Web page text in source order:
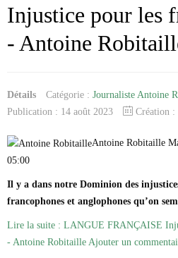
Injustice pour les
- Antoine
Détails Catégorie : Journaliste Antoine
Publication : 14 août 2023
Création :
Antoine Robitaille
05:00
Il y a dans notre Dominion des
francophones et anglophones qu’on
Lire la suite : LANGUE FRANÇAISE
- Antoine Robitaille Ajouter un